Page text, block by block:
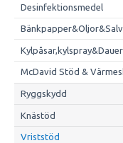
Desinfektionsmedel
McDavid Stöd &
Ryggskydd
Knästöd
Vriststöd